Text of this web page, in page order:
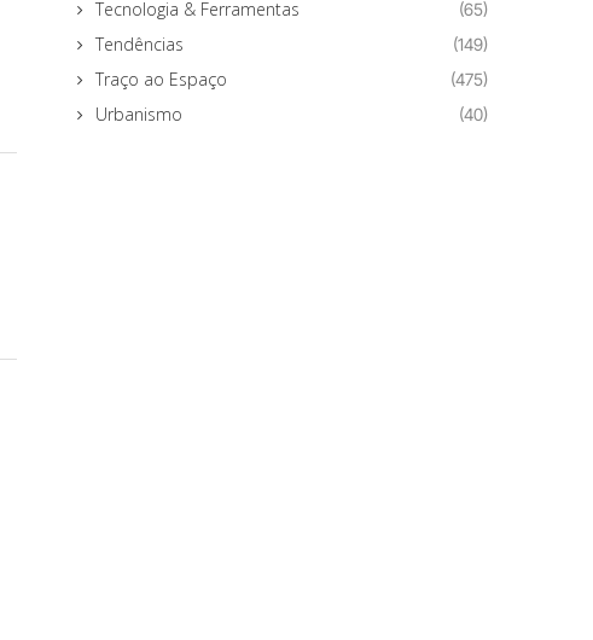
Tecnologia & Ferramentas (65)
Tendências (149)
Traço ao Espaço (475)
Urbanismo (40)